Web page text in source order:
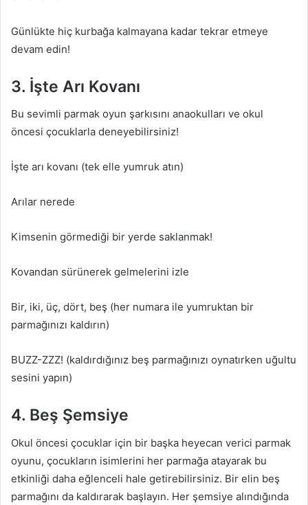
Günlükte hiç kurbağa kalmayana kadar tekrar etmeye
devam edin!
3. İşte Arı Kovanı
Bu sevimli parmak oyun şarkısını anaokulları ve okul
öncesi çocuklarla deneyebilirsiniz!
İşte arı kovanı (tek elle yumruk atın)
Arılar nerede
Kimsenin görmediği bir yerde saklanmak!
Kovandan sürünerek gelmelerini izle
Bir, iki, üç, dört, beş (her numara ile yumruktan bir
parmağınızı kaldırın)
BUZZ-ZZZ! (kaldırdığınız beş parmağınızı oynatırken uğultu
sesini yapın)
4. Beş Şemsiye
Okul öncesi çocuklar için bir başka heyecan verici parmak
oyunu, çocukların isimlerini her parmağa atayarak bu
etkinliği daha eğlenceli hale getirebilirsiniz. Bir elin beş
parmağını da kaldırarak başlayın. Her şemsiye alındığında